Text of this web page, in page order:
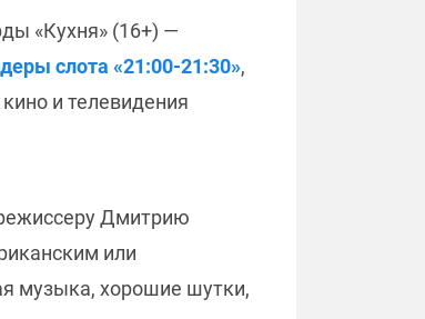
«Кухня» (16+) —
слота «21:00-21:30»,
и телевидения
Дмитрию
или
музыка, хорошие шутки,